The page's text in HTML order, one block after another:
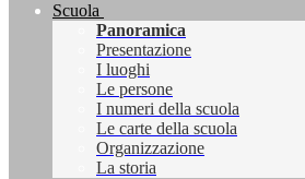
Scuola
Panoramica
Presentazione
I luoghi
Le persone
I numeri della scuola
Le carte della scuola
Organizzazione
La storia